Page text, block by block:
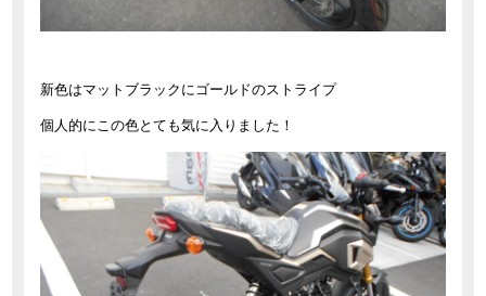
新色はマットブラックにゴールドのストライプ
個人的にこの色とても気に入りました！